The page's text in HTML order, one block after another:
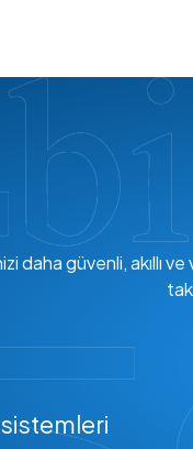
daha güvenli,
sistemleri